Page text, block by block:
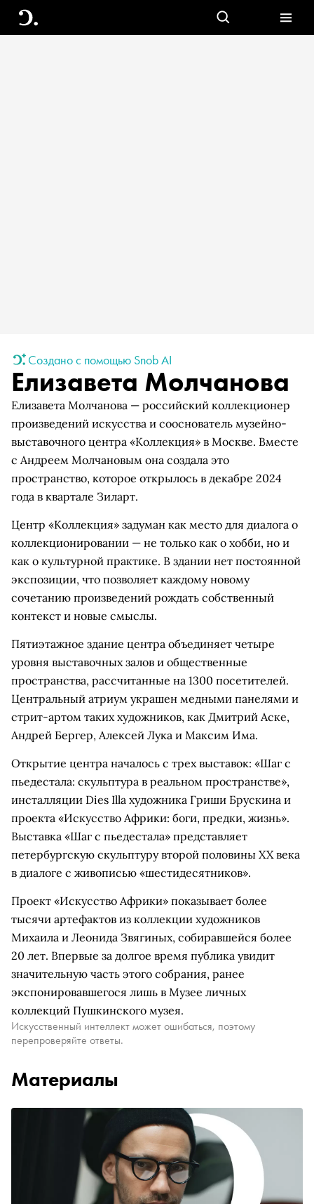
Создано с помощью Snob AI
Елизавета Молчанова
Елизавета Молчанова — российский коллекционер
произведений искусства и сооснователь музейно-
выставочного центра «Коллекция» в Москве. Вместе
с Андреем Молчановым она создала это
пространство, которое открылось в декабре 2024
года в квартале Зиларт.
Центр «Коллекция» задуман как место для диалога о
коллекционировании — не только как о хобби, но и
как о культурной практике. В здании нет постоянной
экспозиции, что позволяет каждому новому
сочетанию произведений рождать собственный
контекст и новые смыслы.
Пятиэтажное здание центра объединяет четыре
уровня выставочных залов и общественные
пространства, рассчитанные на 1300 посетителей.
Центральный атриум украшен медными панелями и
стрит-артом таких художников, как Дмитрий Аске,
Андрей Бергер, Алексей Лука и Максим Има.
Открытие центра началось с трех выставок: «Шаг с
пьедестала: скульптура в реальном пространстве»,
инсталляции Dies Illa художника Гриши Брускина и
проекта «Искусство Африки: боги, предки, жизнь».
Выставка «Шаг с пьедестала» представляет
петербургскую скульптуру второй половины XX века
в диалоге с живописью «шестидесятников».
Проект «Искусство Африки» показывает более
тысячи артефактов из коллекции художников
Михаила и Леонида Звягиных, собиравшейся более
20 лет. Впервые за долгое время публика увидит
значительную часть этого собрания, ранее
экспонировавшегося лишь в Музее личных
коллекций Пушкинского музея.
Искусственный интеллект может ошибаться, поэтому
перепроверяйте ответы.
Материалы